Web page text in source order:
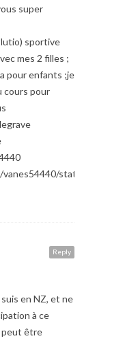
super
sportive
mes 2 filles ;
pour enfants ;je
cours pour
status/
Reply
en NZ, et ne
à ce
être